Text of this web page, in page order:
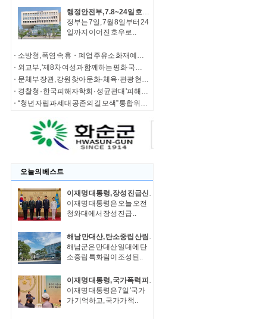
행정안전부, 7.8~24일 호우 피해 특별재난지역 선포
정부는 7일, 7월 8일부터 24
일까지 이어진 호우로 ..
소방청, 폭염 속 휴・폐업 주유소 화재예방에 총력
외교부, '제8차 여성과 함께하는 평화 국제회의' 청년 서포터즈 모집
문체부 장관, 강원 찾아 문화·체육·관광 현장 소통 나서
경찰청 · 한국피해자학회 · 성균관대 '피해자 중심 사법개혁' 학술대회 개최
“청년 자립과 세대 공존의 길 모색” 통합위, '세대상생 자산 특별위원회' 출범
오늘의 베스트
이재명 대통령, 장성 진급신고 및 삼정검 수치수여
이재명 대통령은 오늘 오전
청와대에서 장성 진급 ..
해남 만대산, 탄소중립 산림 모델로 특화림 조성
해남군은 만대산 일대에 탄
소중립 특화림이 조성된..
이재명 대통령, 국가폭력 피해자들에 '치유와 명예 회복' 정부 의지 전달
이재명 대통령은 7일 '국가
가 기억하고, 국가가 책..